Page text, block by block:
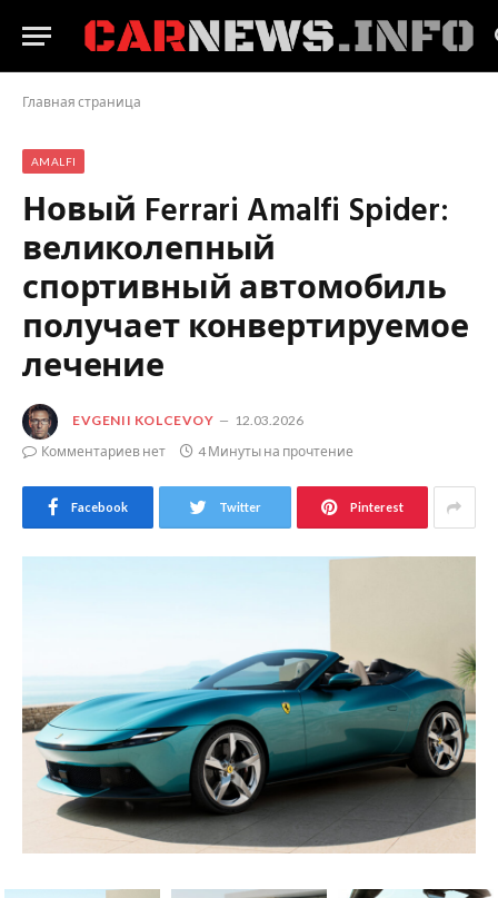
Главная страница
AMALFI
Новый Ferrari Amalfi Spider:
великолепный
спортивный автомобиль
получает конвертируемое
лечение
EVGENII KOLCEVOY
12.03.2026
Комментариев нет
4 Минуты на прочтение
Facebook Twitter Pinterest